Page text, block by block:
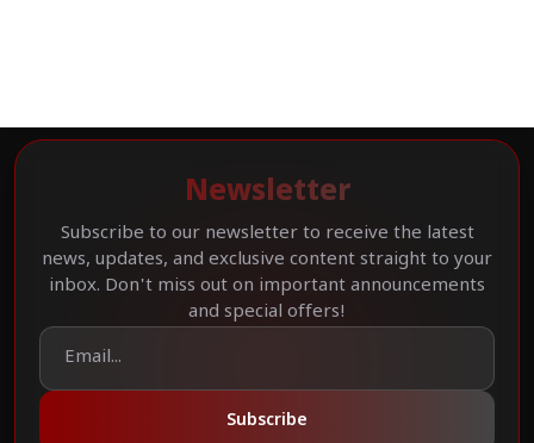
Newsletter
Subscribe to our newsletter to receive the latest
news, updates, and exclusive content straight to your
inbox. Don't miss out on important announcements
and special offers!
Subscribe